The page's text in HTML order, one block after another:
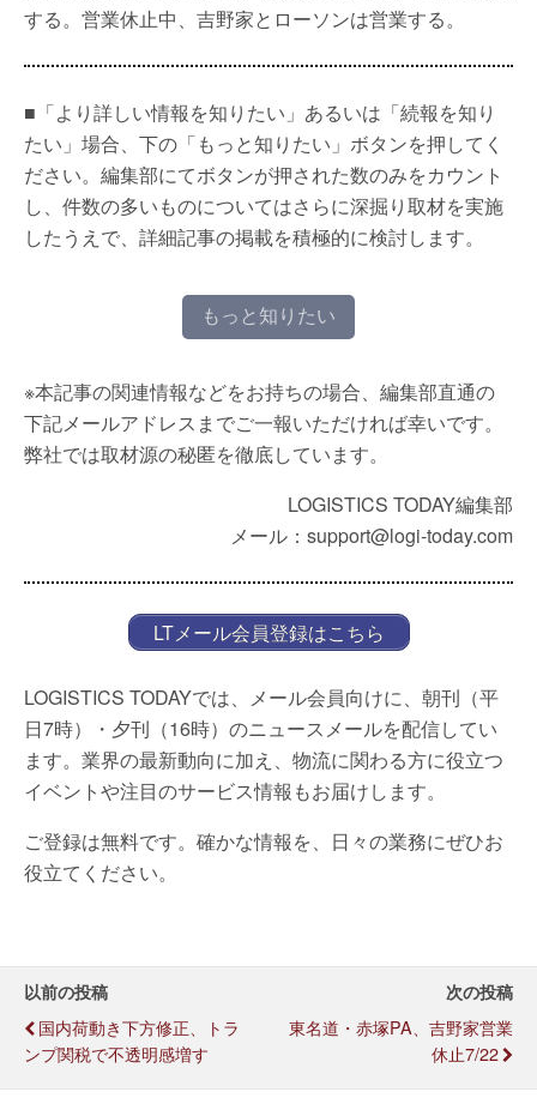
する。営業休止中、吉野家とローソンは営業する。
■「より詳しい情報を知りたい」あるいは「続報を知り
たい」場合、下の「もっと知りたい」ボタンを押してく
ださい。編集部にてボタンが押された数のみをカウント
し、件数の多いものについてはさらに深掘り取材を実施
したうえで、詳細記事の掲載を積極的に検討します。
もっと知りたい
※本記事の関連情報などをお持ちの場合、編集部直通の
下記メールアドレスまでご一報いただければ幸いです。
弊社では取材源の秘匿を徹底しています。
LOGISTICS TODAY編集部
メール：support@logi-today.com
LTメール会員登録はこちら
LOGISTICS TODAYでは、メール会員向けに、朝刊（平
日7時）・夕刊（16時）のニュースメールを配信してい
ます。業界の最新動向に加え、物流に関わる方に役立つ
イベントや注目のサービス情報もお届けします。
ご登録は無料です。確かな情報を、日々の業務にぜひお
役立てください。
以前の投稿
国内荷動き下方修正、トラ
ンプ関税で不透明感増す
次の投稿
東名道・赤塚PA、吉野家営業
休止7/22